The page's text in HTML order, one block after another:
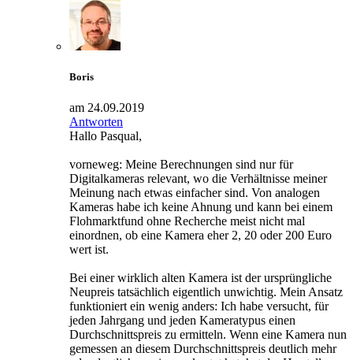
Boris
am 24.09.2019
Antworten
Hallo Pasqual,
vorneweg: Meine Berechnungen sind nur für
Digitalkameras relevant, wo die Verhältnisse meiner
Meinung nach etwas einfacher sind. Von analogen
Kameras habe ich keine Ahnung und kann bei einem
Flohmarktfund ohne Recherche meist nicht mal
einordnen, ob eine Kamera eher 2, 20 oder 200 Euro
wert ist.
Bei einer wirklich alten Kamera ist der ursprüngliche
Neupreis tatsächlich eigentlich unwichtig. Mein Ansatz
funktioniert ein wenig anders: Ich habe versucht, für
jeden Jahrgang und jeden Kameratypus einen
Durchschnittspreis zu ermitteln. Wenn eine Kamera nun
gemessen an diesem Durchschnittspreis deutlich mehr